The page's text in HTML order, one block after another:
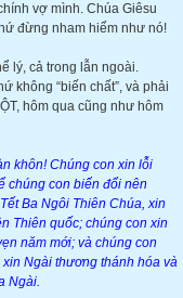
vợ mình. Chúa Giêsu
đừng nham hiểm như nó!
lý, cả trong lẫn ngoài.
không “biến chất”, và phải
hôm qua cũng như hôm
khôn! Chúng con xin lỗi
chúng con biến đổi nên
Ba Ngôi Thiên Chúa, xin
Thiên quốc; chúng con xin
năm mới; và chúng con
Ngài thương thánh hóa và
Ngài.